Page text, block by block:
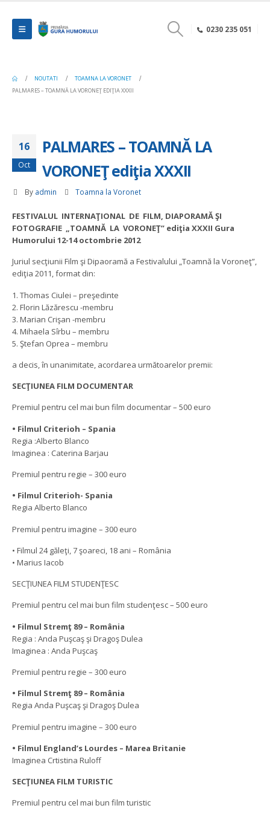
0230 235 051
NOUTATI
TOAMNA LA VORONET
PALMARES – TOAMNĂ LA VORONEŢ EDIŢIA XXXII
16
Oct
PALMARES – TOAMNĂ LA
VORONEŢ ediţia XXXII
By admin Toamna la Voronet
FESTIVALUL INTERNAŢIONAL DE FILM, DIAPORAMĂ ŞI
FOTOGRAFIE „TOAMNĂ LA VORONEŢ” ediţia XXXII Gura
Humorului 12-14 octombrie 2012
Juriul secţiunii Film şi Dipaoramă a Festivalului „Toamnă la Voroneţ”,
ediţia 2011, format din:
1. Thomas Ciulei – preşedinte
2. Florin Lăzărescu -membru
3. Marian Crişan -membru
4. Mihaela Sîrbu – membru
5. Ştefan Oprea – membru
a decis, în unanimitate, acordarea următoarelor premii:
SECŢIUNEA FILM DOCUMENTAR
Premiul pentru cel mai bun film documentar – 500 euro
• Filmul Criterioh – Spania
Regia :Alberto Blanco
Imaginea : Caterina Barjau
Premiul pentru regie – 300 euro
• Filmul Criterioh- Spania
Regia Alberto Blanco
Premiul pentru imagine – 300 euro
• Filmul 24 găleţi, 7 şoareci, 18 ani – România
• Marius Iacob
SECŢIUNEA FILM STUDENŢESC
Premiul pentru cel mai bun film studenţesc – 500 euro
• Filmul Stremţ 89 – România
Regia : Anda Puşcaş şi Dragoş Dulea
Imaginea : Anda Puşcaş
Premiul pentru regie – 300 euro
• Filmul Stremţ 89 – România
Regia Anda Puşcaş şi Dragoş Dulea
Premiul pentru imagine – 300 euro
• Filmul England’s Lourdes – Marea Britanie
Imaginea Crtistina Ruloff
SECŢIUNEA FILM TURISTIC
Premiul pentru cel mai bun film turistic